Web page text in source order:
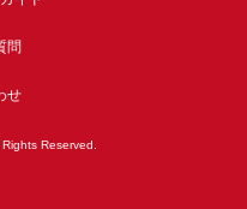
問
せ
Reserved.